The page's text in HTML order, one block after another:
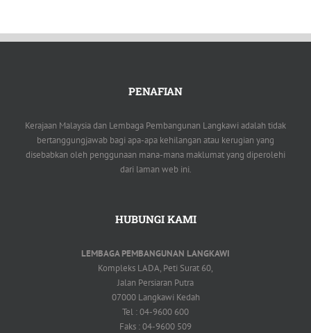
PENAFIAN
Kerajaan Malaysia dan Lembaga Pembangunan Langkawi adalah tidak
bertanggungjawab bagi apa-apa kehilangan atau kerugian yang
disebabkan oleh penggunaan mana-mana maklumat yang diperolehi
dari laman web ini.
HUBUNGI KAMI
LEMBAGA PEMBANGUNAN LANGKAWI
Kompleks LADA, Peti Surat 60,
Jalan Persiaran Putra
07000 Langkawi Kedah
Tel : 04-9600 600
Faks : 04-9600 509